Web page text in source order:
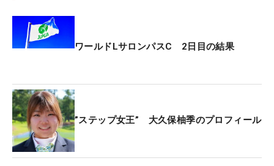
れが粗さです」ともいうが、昨年、下部でのパーオ
ンホールの平均パット数は1位（1.7852）、今季も
ただ、1番でボギーを叩くと、そこから怒とうの反
撃を開始。2番、4番、5番でバーディを積み上げる
と、終盤にはギャラリーを沸かせるプレーを連発し
た。ショートサイドに外したパー3の8番で8ヤード
ワールドLサロンパスC 2日目の結果
”ステップ女王” 大久保柚季のプロフィール